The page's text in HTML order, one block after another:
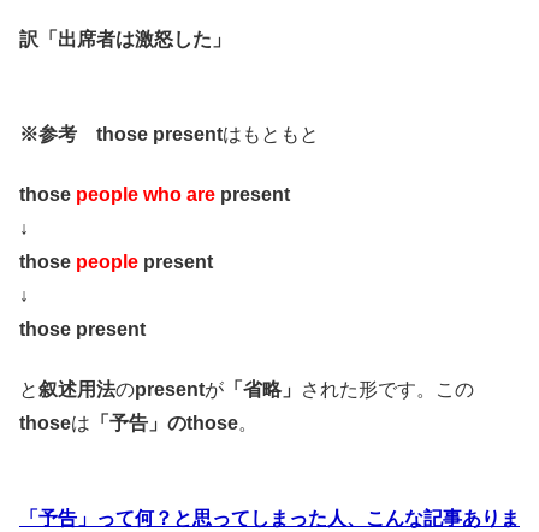
訳「出席者は激怒した」
※参考 those presentはもともと
those people who are present
↓
those people present
↓
those present
と叙述用法のpresentが 「省略」
された形です。この
thoseは 「予告」のthose。
「予告」って何？と思ってしまった人、こんな記事ありま